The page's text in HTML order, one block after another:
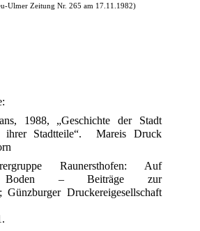
Ulmer Zeitung Nr. 265 am 17.11.1982)
1988, „Geschichte der Stadt
ihrer Stadtteile“. Mareis Druck
Raunersthofen: Auf
Boden – Beiträge zur
Günzburger Druckereigesellschaft